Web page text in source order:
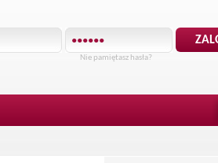
Nie pamiętasz hasła?